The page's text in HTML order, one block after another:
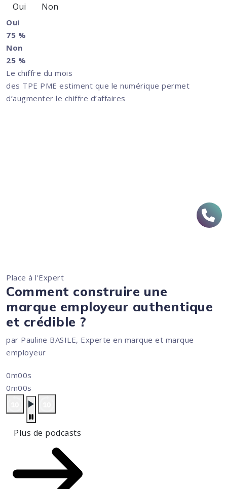
Oui Non
Oui
75 %
Non
25 %
Le chiffre du mois
des TPE PME estiment que le numérique permet
d’augmenter le chiffre d’affaires
Place à l'Expert
Comment construire une
marque employeur authentique
et crédible ?
par Pauline BASILE, Experte en marque et marque
employeur
0m00s
0m00s
Plus de podcasts